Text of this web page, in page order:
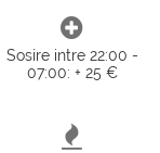
Sosire intre 22:00 -
07:00: + 25 €